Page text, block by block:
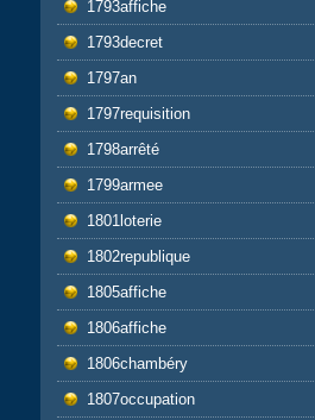
1793affiche
1793decret
1797an
1797requisition
1798arrêté
1799armee
1801loterie
1802republique
1805affiche
1806affiche
1806chambéry
1807occupation